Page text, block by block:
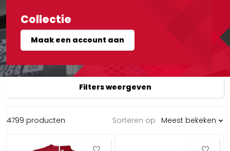
Collectie
Maak een account aan
Filters weergeven
4799 producten Sorteren op Meest bekeken